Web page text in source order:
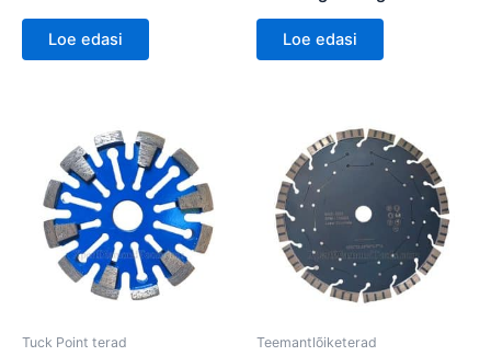
Loe edasi Loe edasi
Tuck Point terad Teemantlõiketerad